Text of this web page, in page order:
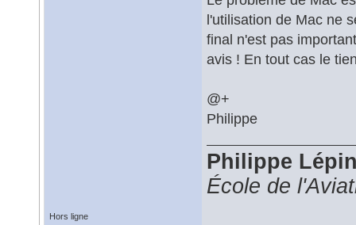
l'utilisation de Mac ne
final n'est pas
avis ! En tout cas le
@+
Philippe
Philippe
École de
Hors ligne